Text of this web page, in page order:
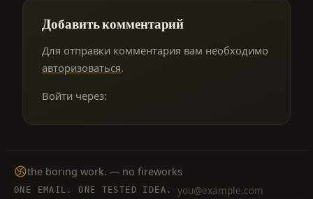
Добавить комментарий
Для отправки комментария вам необходимо
авторизоваться.
Войти через:
the boring work. — no fireworks
ONE EMAIL. ONE TESTED IDEA.